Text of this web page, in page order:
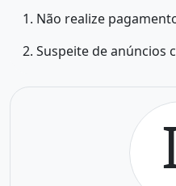
1. Não realize
2. Suspeite de anúncios